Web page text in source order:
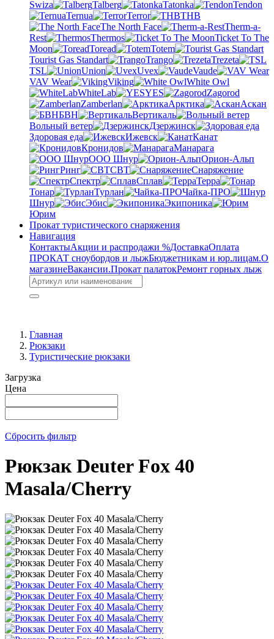
Swiza Talberg Tatonka
Tendon
Ternua
Terror
THB
The North Face
Therm-a-
Rest
Thermos
Ticket To The
Moon
Toread
Totem
Tourist Gas Standart
Trango
Trezeta
TSL
Union Uvex
Vaude
VAV Wear
Viking
White Owl
WhiteLab
YES
Zagorod
Zamberlan
Арктика
Аскан
БВН
Вертикаль
Вольный ветер
Дзержинск
Здоровая еда
Ижевск
Канат
Кронидов
Манарага
ООО Шнур
Орион-Альп
Ринг
СВТ
Снаряжение
Спектр
Сплав
Терра
Тонар
Турлан
Чайка-ПРО
Шнур
Эбис
Экипоника
Юрим
Прокат туристического снаряжения
Навигация
КонтактыАкции и распродажи %ДоставкаОплата
ПРОКАТ сноубордов и лыжБюджетникам и юр.лицам.О
магазинеВакансии.Прокат палатокРемонт горных лыж
Главная
Рюкзаки
Туристические рюкзаки
Загрузка
Цена
Сбросить фильтр
Рюкзак Deuter Fox 40
Masala/Cherry